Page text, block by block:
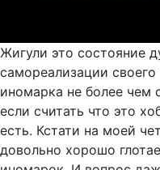
Жигули это состояние
самореализации
иномарка не более чем
если считать что это
есть. Кстати на моей
довольно хорошо